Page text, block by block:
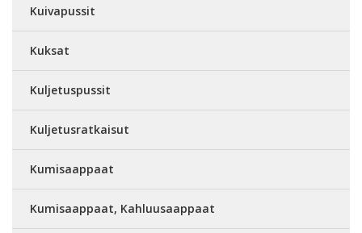
Kuivapussit
Kuksat
Kuljetuspussit
Kuljetusratkaisut
Kumisaappaat
Kumisaappaat, Kahluusaappaat